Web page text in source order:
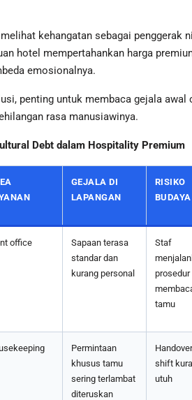
kehangatan sebagai
hotel mempertahankan harga
emosionalnya.
penting untuk membaca gejala
rasa manusiawinya.
Debt dalam Hospitality Premium
GEJALA DI
LAPANGAN
RISIKO
BUDAYA
office
Sapaan terasa
standar dan
kurang personal
Staf
prosedur
tamu
Permintaan
khusus tamu
sering terlambat
diteruskan
shift
utuh